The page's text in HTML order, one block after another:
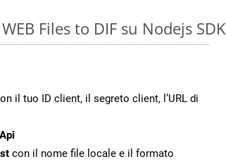
Files to DIF su Nodejs SDK
il tuo ID client, il segreto client, l’URL di
con il nome file locale e il formato